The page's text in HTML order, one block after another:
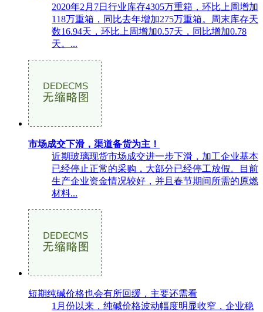
2020年2月7日行业库存4305万重箱，环比上周增加
118万重箱，同比去年增加275万重箱。周末库存天
数16.94天，环比上周增加0.57天，同比增加0.78
天。...
市场成交下滑，渠道备货为主！
近期玻璃现货市场成交进一步下滑，加工企业基本
已经停止正常的采购，大部分已经停工放假。目前
生产企业资金情况较好，并且春节期间所需的原燃
材料...
短期纯碱价格也会有所回缓，主要还需看
1月份以来，纯碱价格波动幅度明显收窄，企业稳